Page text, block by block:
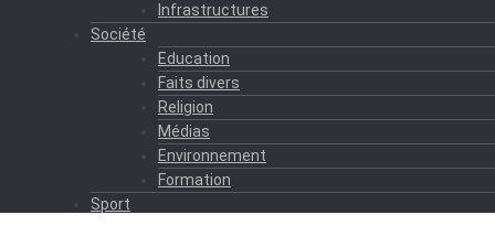
Infrastructures
Société
Education
Faits divers
Religion
Médias
Environnement
Formation
Sport